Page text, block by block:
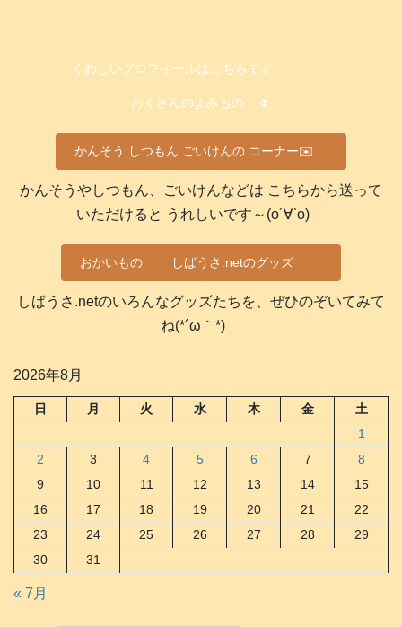
くわしいプロフィールはこちらです
おくさんのよみもの 🌷
かんそう しつもん ごいけんの コーナー✉️
かんそうやしつもん、ごいけんなどは こちらから送って
いただけると うれしいです～(о´∀`о)
おかいもの しばうさ.netのグッズ
しばうさ.netのいろんなグッズたちを、ぜひのぞいてみて
ね(*´ω｀*)
2026年8月
日 月 火 水 木 金
土
1
2
3 4 5 6 7
8
9
10 11 12 13 14
15
16
17 18 19 20 21
22
23
24 25 26 27 28
29
30
31
« 7月